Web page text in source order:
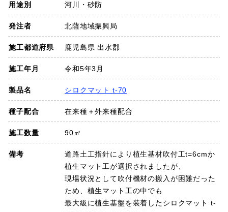
お知らせ
採用情報
プライバシーポリシー
お問い合わせ
用途別 河川・砂防
発注者 北薩地域振興局
施工都道府県 鹿児島県 出水郡
施工年月 令和5年3月
製品名 シロクマット t-70
種子配合 在来種＋外来種配合
施工数量 90㎡
備考
道路土工指針により植生基材吹付工t=6cmか
植生マット工が選択されましたが、
現場状況として吹付機材の搬入が困難だった
ため、植生マット工の中でも
最大級に植生基盤を装着したシロクマット t-